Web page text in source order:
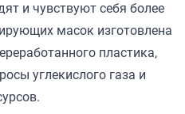
и чувствуют себя более
масок изготовлена
пластика,
углекислого газа и